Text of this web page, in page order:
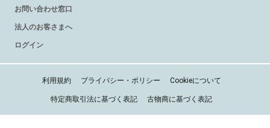
お問い合わせ窓口
法人のお客さまへ
ログイン
利用規約 プライバシー・ポリシー Cookieについて
特定商取引法に基づく表記 古物商に基づく表記